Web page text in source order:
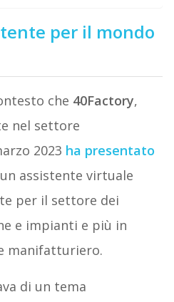
per il mondo
che 40Factory,
nel settore
2023 ha presentato
assistente virtuale
per il settore dei
e impianti e più in
manifatturiero.
di un tema